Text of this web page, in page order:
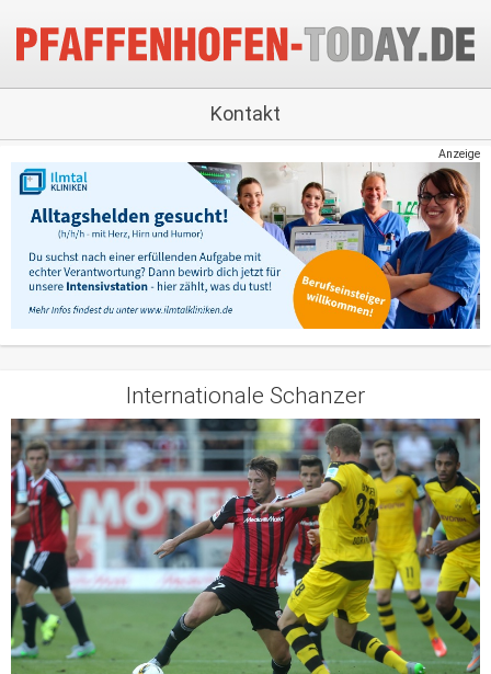
Kontakt
Anzeige
Internationale Schanzer